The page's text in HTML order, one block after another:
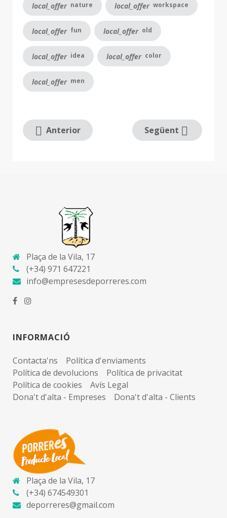
local_offer nature local_offer workspace
local_offer fun local_offer old
local_offer idea local_offer color
local_offer men
Anterior Següent
Plaça de la Vila, 17
(+34) 971 647221
info@empresesdeporreres.com
INFORMACIÓ
Contacta'ns
Política d'enviaments
Política de devolucions
Política de privacitat
Política de cookies
Avís Legal
Dona't d'alta - Empreses
Dona't d'alta - Clients
Plaça de la Vila, 17
(+34) 674549301
deporreres@gmail.com